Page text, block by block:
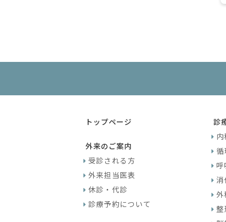
トップページ
外来のご案内
受診される方
外来担当医表
休診・代診
診療予約について
診
内
呼
消
外
整